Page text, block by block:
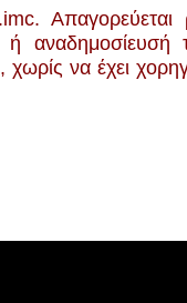
αναδημοσίευσή
χωρίς να έχει